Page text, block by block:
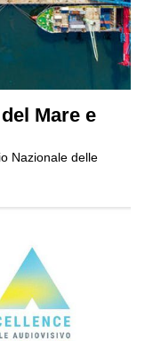
Mare e
Nazionale delle